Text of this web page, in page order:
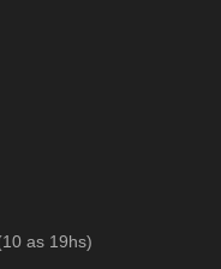
as 19hs)